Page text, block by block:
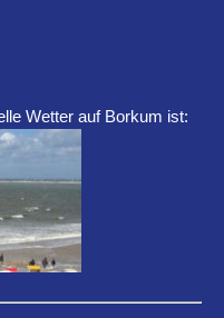
Wetter auf Borkum ist: